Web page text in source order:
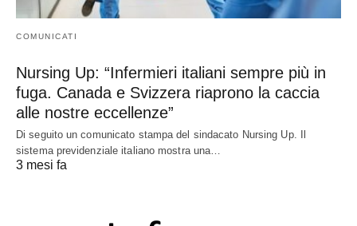
COMUNICATI
Nursing Up: “Infermieri italiani sempre più in
fuga. Canada e Svizzera riaprono la caccia
alle nostre eccellenze”
Di seguito un comunicato stampa del sindacato Nursing Up. Il
sistema previdenziale italiano mostra una…
3 mesi fa